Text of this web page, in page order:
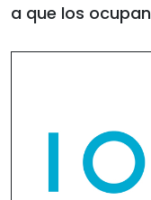
a que los